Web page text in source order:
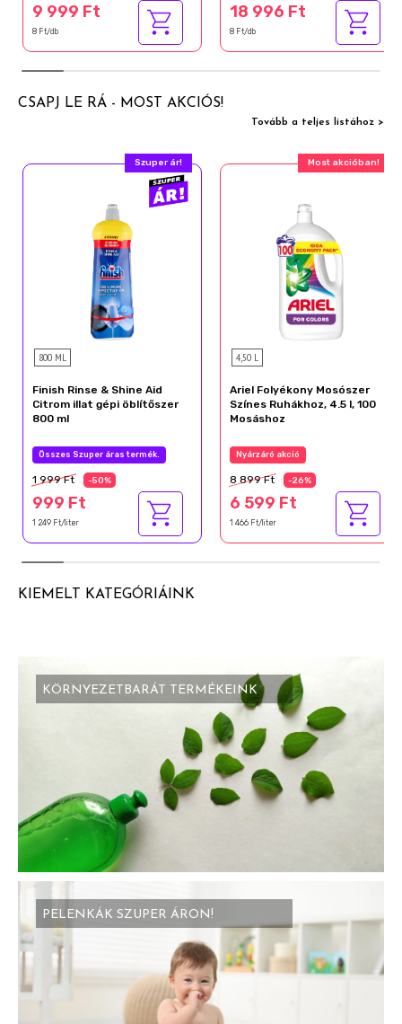
9 999 Ft
8 Ft/db
18 996 Ft
8 Ft/db
CSAPJ LE RÁ - MOST AKCIÓS!
Tovább a teljes listához >
Szuper ár!
800 ML
Finish Rinse & Shine Aid
Citrom illat gépi öblítőszer
800 ml
Összes Szuper áras termék.
1 999 Ft -50%
999 Ft
1 249 Ft/liter
Most akcióban!
4,50 L
Ariel Folyékony Mosószer
Színes Ruhákhoz, 4.5 l, 100
Mosáshoz
Nyárzáró akció
8 899 Ft -26%
6 599 Ft
1 466 Ft/liter
KIEMELT KATEGÓRIÁINK
KÖRNYEZETBARÁT TERMÉKEINK
PELENKÁK SZUPER ÁRON!